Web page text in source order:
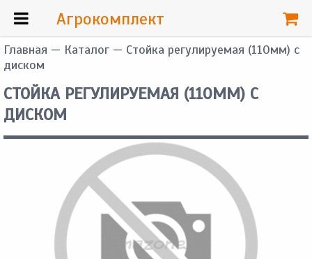
Главная — Каталог — Стойка регулируемая (110мм) с
диском
СТОЙКА РЕГУЛИРУЕМАЯ (110ММ) С
ДИСКОМ
Агрокомплект